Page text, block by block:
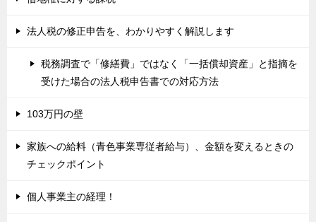
法人税の修正申告を、わかりやすく解説します
税務調査で「修繕費」ではなく「一括償却資産」と指摘を
受けた場合の法人税申告書での対応方法
103万円の壁
家族への給料（青色事業専従者給与）、金額を変えるときの
チェックポイント
個人事業主の経理！